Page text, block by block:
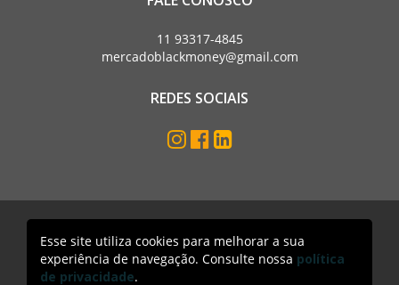
11 93317-4845
mercadoblackmoney@gmail.com
REDES SOCIAIS
Mercado Black Money. Todos os direitos reservados
Acesso lojista
Esse site utiliza cookies para melhorar a sua
experiência de navegação. Consulte nossa política
de privacidade.